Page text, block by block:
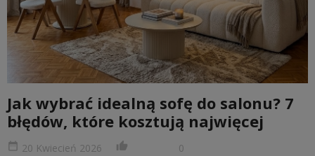
Jak wybrać idealną sofę do salonu? 7
błędów, które kosztują najwięcej
date_range 20 Kwiecień 2026 thumb_up_alt 0